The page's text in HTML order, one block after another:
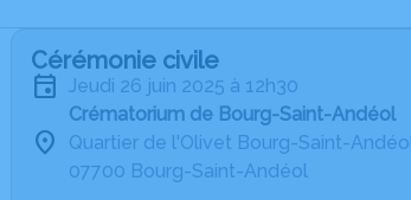
Cérémonie civile
jeudi 26 juin 2025 à 12h30
Crématorium de Bourg-Saint-Andéol
Quartier de l'Olivet Bourg-Saint-
07700 Bourg-Saint-Andéol